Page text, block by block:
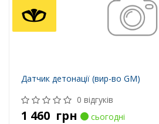
Датчик детонації (вир-во GM)
0 відгуків
1 460 грн
сьогодні